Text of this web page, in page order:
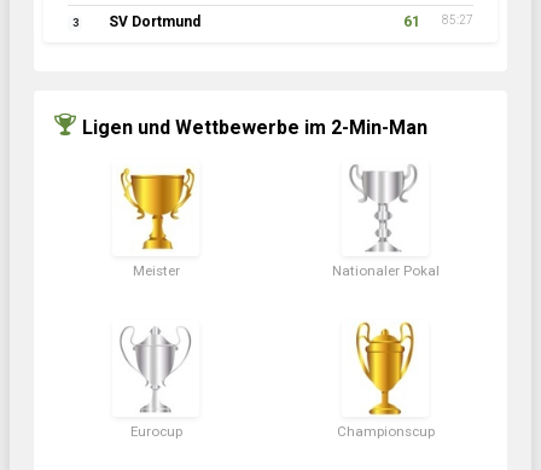
3 SV Dortmund 61 85:27
Ligen und Wettbewerbe im 2-Min-Man
Meister Nationaler Pokal
Eurocup Championscup